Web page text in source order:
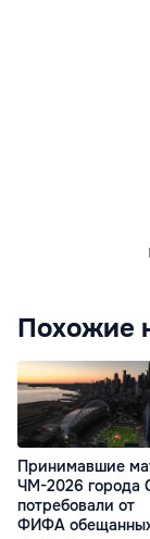
Похожие
Принимавшие
ЧМ-2026
потребовали от
ФИФА